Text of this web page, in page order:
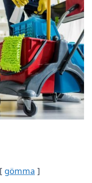
gömma